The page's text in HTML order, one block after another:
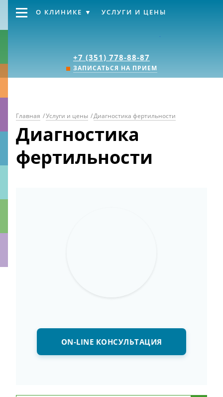
+7 (351) 778-88-87
ЗАПИСАТЬСЯ НА ПРИЕМ
О КЛИНИКЕ УСЛУГИ И ЦЕНЫ
Главная /Услуги и цены /Диагностика фертильности
Диагностика
фертильности
ON-LINE КОНСУЛЬТАЦИЯ